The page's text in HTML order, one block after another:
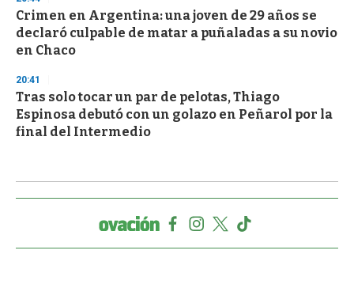
Crimen en Argentina: una joven de 29 años se
declaró culpable de matar a puñaladas a su novio
en Chaco
20:41
Tras solo tocar un par de pelotas, Thiago
Espinosa debutó con un golazo en Peñarol por la
final del Intermedio